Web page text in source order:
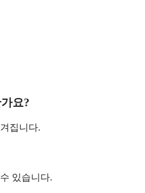
요?
집니다.
있습니다.